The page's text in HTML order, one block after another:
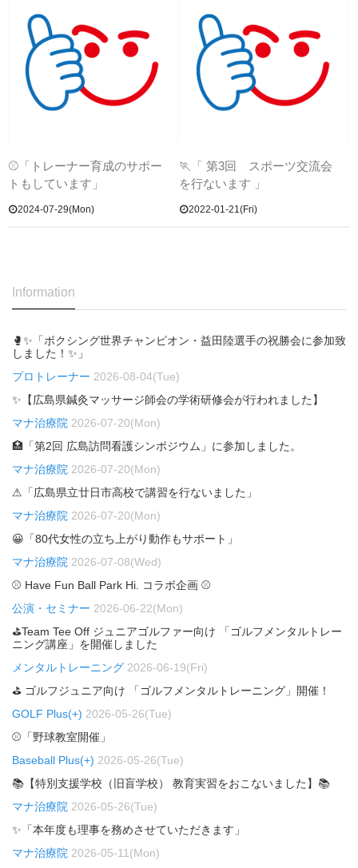
⚾「トレーナー育成のサポー
トもしています」
2024-07-29(Mon)
🏃「 第3回 スポーツ交流会
を行ないます 」
2022-01-21(Fri)
Information
🥊✨「ボクシング世界チャンピオン・益田陸選手の祝勝会に参加致
しました！✨」
プロトレーナー 2026-08-04(Tue)
✨【広島県鍼灸マッサージ師会の学術研修会が行われました】
マナ治療院 2026-07-20(Mon)
🏥「第2回 広島訪問看護シンポジウム」に参加しました。
マナ治療院 2026-07-20(Mon)
⚠「広島県立廿日市高校で講習を行ないました」
マナ治療院 2026-07-20(Mon)
😀「80代女性の立ち上がり動作もサポート」
マナ治療院 2026-07-08(Wed)
⚾ Have Fun Ball Park Hi. コラボ企画 ⚾
公演・セミナー 2026-06-22(Mon)
⛳Team Tee Off ジュニアゴルファー向け 「ゴルフメンタルトレー
ニング講座」を開催しました
メンタルトレーニング 2026-06-19(Fri)
⛳ ゴルフジュニア向け 「ゴルフメンタルトレーニング」開催！
GOLF Plus(+) 2026-05-26(Tue)
⚾「野球教室開催」
Baseball Plus(+) 2026-05-26(Tue)
📚【特別支援学校（旧盲学校） 教育実習をおこないました】📚
マナ治療院 2026-05-26(Tue)
✨「本年度も理事を務めさせていただきます」
マナ治療院 2026-05-11(Mon)